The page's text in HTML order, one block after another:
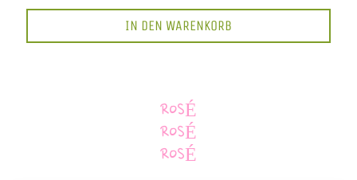
IN DEN WARENKORB
ROSÉ
ROSÉ
ROSÉ